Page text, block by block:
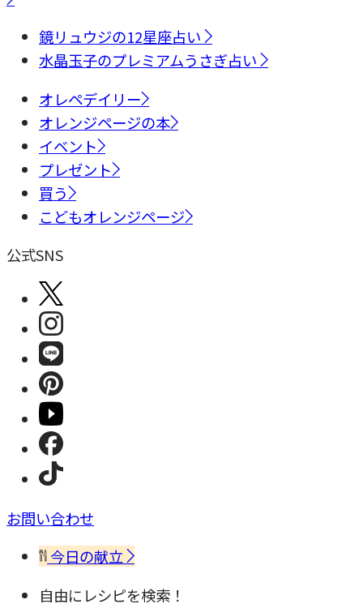
鏡リュウジの12星座占い
水晶玉子のプレミアムうさぎ占い
オレペデイリー
オレンジページの本
イベント
プレゼント
買う
こどもオレンジページ
公式SNS
お問い合わせ
今日の献立
自由にレシピを検索！